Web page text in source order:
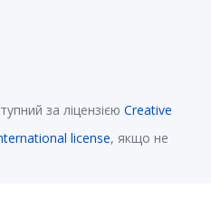
за ліцензією Creative
license, якщо не